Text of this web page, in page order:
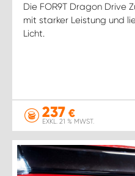
Die FOR9T Dragon Drive
mit starker Leistung und
Licht.
237 €
EXKL. 21 % MWST.